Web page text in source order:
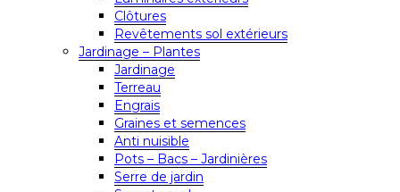
Clôtures
Revêtements sol extérieurs
Jardinage – Plantes
Jardinage
Terreau
Engrais
Graines et semences
Anti nuisible
Pots – Bacs – Jardinières
Serre de jardin